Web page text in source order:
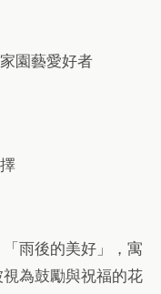
園藝愛好者
雨後的美好」，寓
為鼓勵與祝福的花